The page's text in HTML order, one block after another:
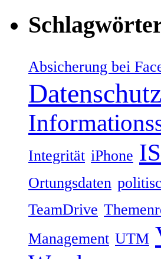
Absicherung bei
Integrität iPhone
Ortungsdaten
TeamDrive
Management UTM